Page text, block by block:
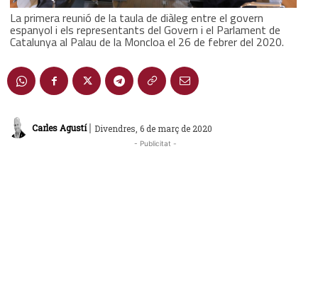
La primera reunió de la taula de diàleg entre el govern
espanyol i els representants del Govern i el Parlament de
Catalunya al Palau de la Moncloa el 26 de febrer del 2020.
Carles Agustí | Divendres, 6 de març de 2020
- Publicitat -